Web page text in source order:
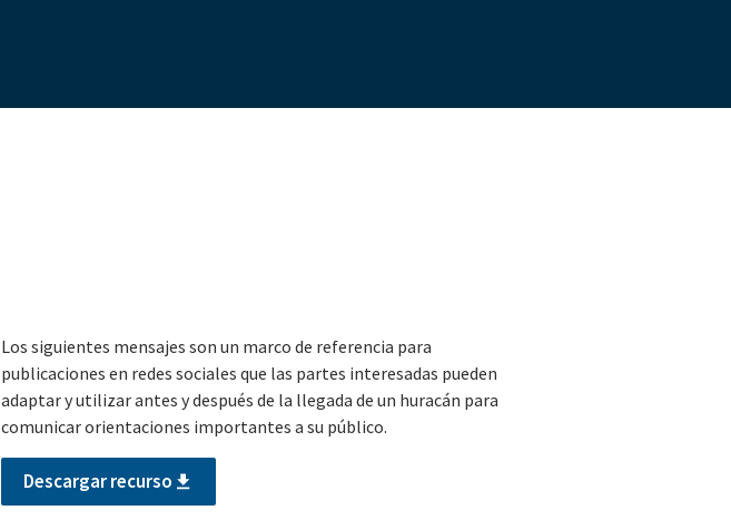
Los siguientes mensajes son un marco de referencia para
publicaciones en redes sociales que las partes interesadas pueden
adaptar y utilizar antes y después de la llegada de un huracán para
comunicar orientaciones importantes a su público.
Descargar recurso